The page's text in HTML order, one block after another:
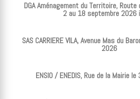
DGA Aménagement du Territoire, Route
2 au 18 septembre 2026
SAS CARRIERE VILA, Avenue Mas du
2026
ENSIO / ENEDIS, Rue de la Mairie